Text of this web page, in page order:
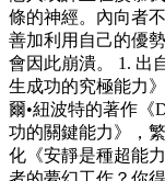
條的神經。內向者
善加利用自己的優
會因此崩潰。 1. 出
生成功的究極能力
爾•紐波特的著作《
功的關鍵能力》，
化《安靜是種超能